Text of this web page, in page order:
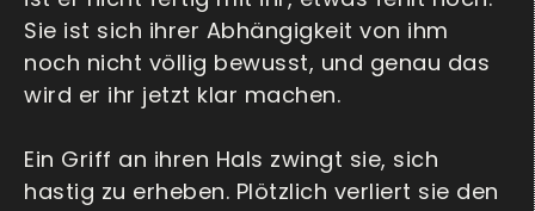
Sie ist sich ihrer Abhängigkeit von ihm
noch nicht völlig bewusst, und genau das
wird er ihr jetzt klar machen.
Ein Griff an ihren Hals zwingt sie, sich
hastig zu erheben. Plötzlich verliert sie den